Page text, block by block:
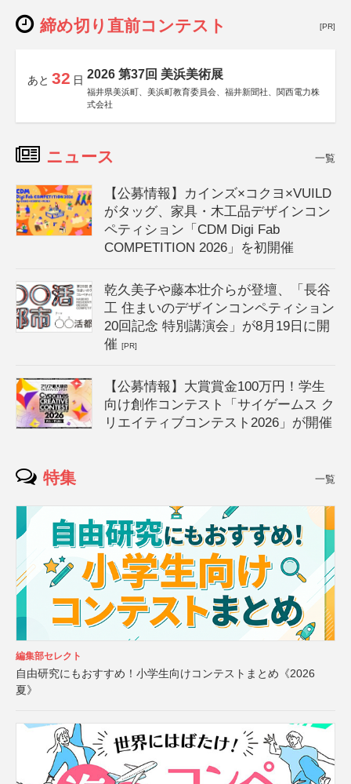
締め切り直前コンテスト [PR]
あと 32 日 2026 第37回 美浜美術展
福井県美浜町、美浜町教育委員会、福井新聞社、関西電力株
式会社
ニュース 一覧
【公募情報】カインズ×コクヨ×VUILD
がタッグ、家具・木工品デザインコン
ペティション「CDM Digi Fab
COMPETITION 2026」を初開催
乾久美子や藤本壮介らが登壇、「長谷
工 住まいのデザインコンペティション
20回記念 特別講演会」が8月19日に開
催[PR]
【公募情報】大賞賞金100万円！学生
向け創作コンテスト「サイゲームス ク
リエイティブコンテスト2026」が開催
特集 一覧
編集部セレクト
自由研究にもおすすめ！小学生向けコンテストまとめ《2026
夏》